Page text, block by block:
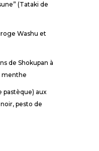
(Tataki de
Washu et
de Shokupan à
menthe
pastèque) aux
pesto de